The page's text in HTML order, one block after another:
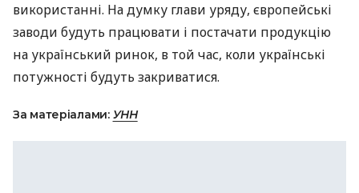
використанні. На думку глави уряду, європейські
заводи будуть працювати і постачати продукцію
на український ринок, в той час, коли українські
потужності будуть закриватися.
За матеріалами: УНН